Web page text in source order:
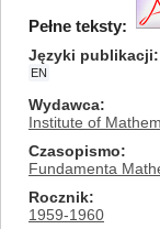
Pełne teksty:
Języki publikacji
EN
Wydawca
Institute of
Czasopismo
Fundamenta
Rocznik
1959-1960